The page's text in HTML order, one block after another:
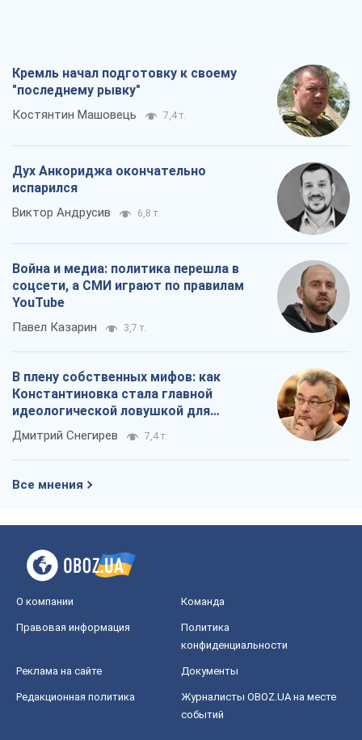
Кремль начал подготовку к своему
"последнему рывку"
Костянтин Машовець 7,4 т.
Дух Анкориджа окончательно
испарился
Виктор Андрусив 6,8 т.
Война и медиа: политика перешла в
соцсети, а СМИ играют по правилам
YouTube
Павел Казарин 3,7 т.
В плену собственных мифов: как
Константиновка стала главной
идеологической ловушкой для
российских оккупантов
Дмитрий Снегирев 7,4 т.
Все мнения
О компании Команда
Правовая информация
Политика
конфиденциальности
Реклама на сайте Документы
Редакционная политика
Журналисты OBOZ.UA на месте
событий